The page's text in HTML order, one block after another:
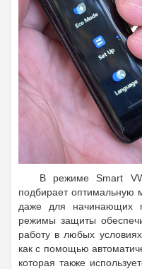
В режиме Smart
подбирает оптимальную
даже для начинающих
режимы защиты
работу в любых
как с помощью
которая также